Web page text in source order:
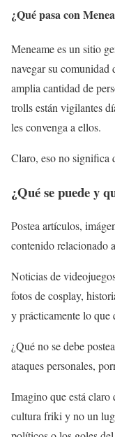
¿Qué pasa con
Meneame es un sitio
navegar su comunidad
amplia cantidad de
trolls están vigilantes
les convenga a ellos.
Claro, eso no significa
¿Qué se puede y
Postea artículos,
contenido relacionado
Noticias de
fotos de cosplay,
y prácticamente lo que
¿Qué no se debe
ataques personales,
Imagino que está claro
cultura friki y no un